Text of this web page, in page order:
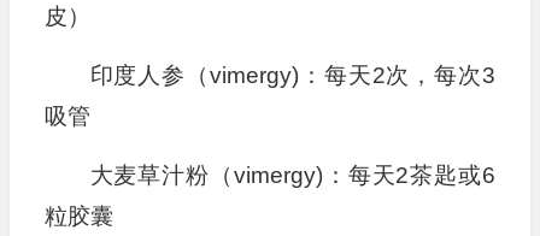
皮）
印度人参（vimergy)：每天2次，每次3
吸管
大麦草汁粉（vimergy)：每天2茶匙或6
粒胶囊